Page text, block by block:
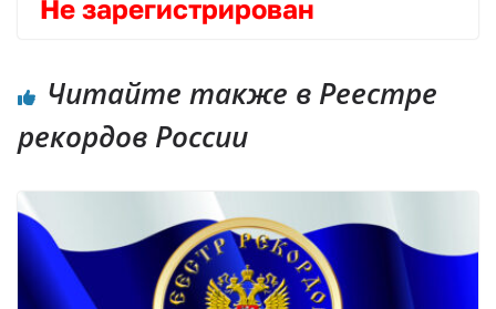
Не зарегистрирован
Читайте также в Реестре
рекордов России